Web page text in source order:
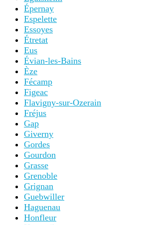
Épernay
Espelette
Essoyes
Étretat
Eus
Évian-les-Bains
Èze
Fécamp
Figeac
Flavigny-sur-Ozerain
Fréjus
Gap
Giverny
Gordes
Gourdon
Grasse
Grenoble
Grignan
Guebwiller
Haguenau
Honfleur